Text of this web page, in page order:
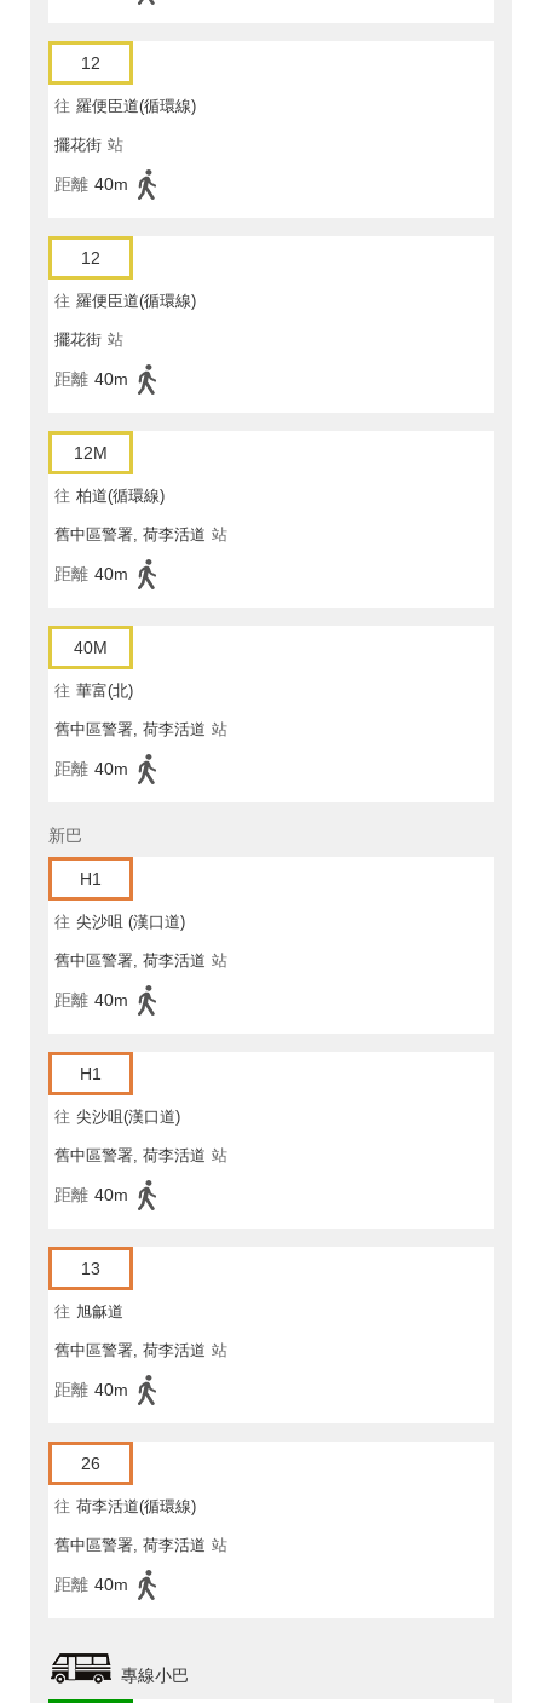
12
往 羅便臣道(循環線)
擺花街 站
距離 40m
12
往 羅便臣道(循環線)
擺花街 站
距離 40m
12M
往 柏道(循環線)
舊中區警署, 荷李活道 站
距離 40m
40M
往 華富(北)
舊中區警署, 荷李活道 站
距離 40m
新巴
H1
往 尖沙咀 (漢口道)
舊中區警署, 荷李活道 站
距離 40m
H1
往 尖沙咀(漢口道)
舊中區警署, 荷李活道 站
距離 40m
13
往 旭龢道
舊中區警署, 荷李活道 站
距離 40m
26
往 荷李活道(循環線)
舊中區警署, 荷李活道 站
距離 40m
專線小巴